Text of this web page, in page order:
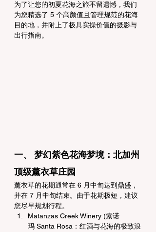
为了让您的初夏花海之旅不留遗憾，我们
为您精选了 5 个高颜值且管理规范的花海
目的地，并附上了极具实操价值的摄影与
出行指南。
一、 梦幻紫色花海梦境：北加州
顶级薰衣草庄园
薰衣草的花期通常在 6 月中旬达到鼎盛，
并在 7 月中旬结束。由于花期极短，建议
您尽早规划行程。
Matanzas Creek Winery (索诺
玛 Santa Rosa：红酒与花海的极致浪